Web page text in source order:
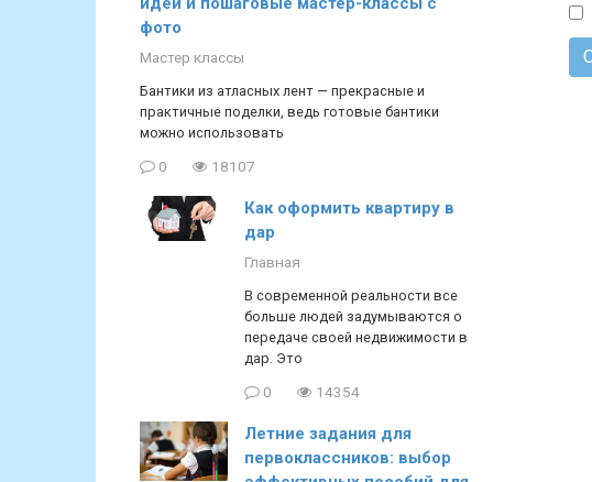
фото
Мастер классы
Бантики из атласных лент — прекрасные и
практичные поделки, ведь готовые бантики
можно использовать
0 18107
Как оформить квартиру в
дар
Главная
В современной реальности все
больше людей задумываются о
передаче своей недвижимости в
дар. Это
0 14354
Летние задания для
первоклассников: выбор